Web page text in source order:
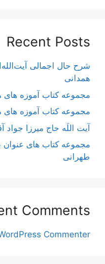
Recent Posts
شرح حال اجمالی
همدانی
مجموعه کتاب آموزه
مجموعه کتاب آموزه
آیت اللَه حاج میرزا جواد
مجموعه کتاب های
طهرانی
Comments
Commenter